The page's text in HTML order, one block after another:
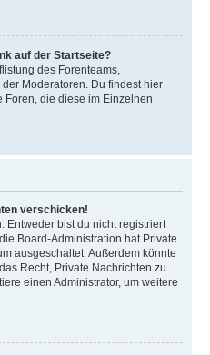
auf der Startseite?
des Forenteams,
Moderatoren. Du findest hier
die diese im Einzelnen
verschicken!
Entweder bist du nicht registriert
Board-Administration hat Private
ausgeschaltet. Außerdem könnte
Recht, Private Nachrichten zu
einen Administrator, um weitere